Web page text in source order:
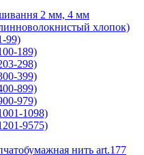
2 мм, 4 мм
хлопок)
99)
189)
298)
399)
899)
979)
1098)
9575)
нить art.177